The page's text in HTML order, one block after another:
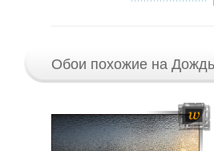
Обои похожие на